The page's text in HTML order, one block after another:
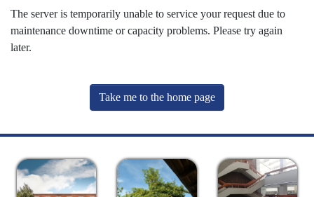
The server is temporarily unable to service your request due to
maintenance downtime or capacity problems. Please try again
later.
Take me to the home page